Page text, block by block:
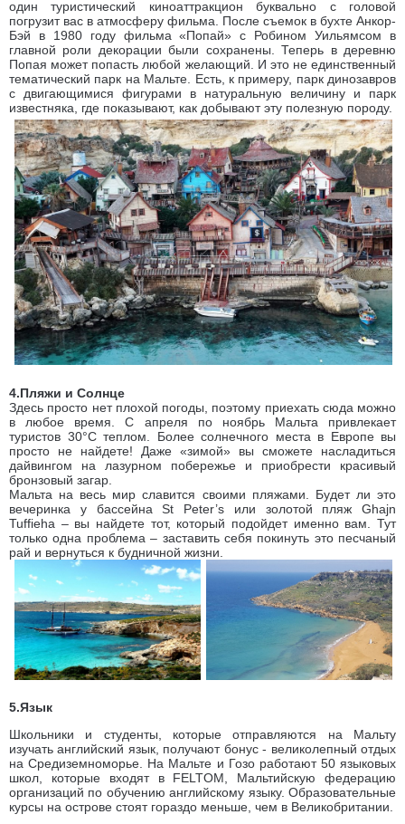
один туристический киноаттракцион буквально с головой
погрузит вас в атмосферу фильма. После съемок в бухте Анкор-
Бэй в 1980 году фильма «Попай» с Робином Уильямсом в
главной роли декорации были сохранены. Теперь в деревню
Пoпая может попасть любой желающий. И это не единственный
тематический парк на Мальте. Есть, к примеру, парк динозавров
с двигающимися фигурами в натуральную величину и парк
известняка, где показывают, как добывают эту полезную породу.
4.Пляжи и Солнце
Здесь просто нет плохой погоды, поэтому приехать сюда можно
в любое время. С апреля по ноябрь Мальта привлекает
туристов 30°C теплом. Более солнечного места в Европе вы
просто не найдете! Даже «зимой» вы сможете насладиться
дайвингом на лазурном побережье и приобрести красивый
бронзовый загар.
Мальта на весь мир славится своими пляжами. Будет ли это
вечеринка у бассейна St Peter’s или золотой пляж Ghajn
Tuffieha – вы найдете тот, который подойдет именно вам. Тут
только одна проблема – заставить себя покинуть это песчаный
рай и вернуться к будничной жизни.
5.Язык
Школьники и студенты, которые отправляются на Мальту
изучать английский язык, получают бонус - великолепный отдых
на Средиземноморье. На Мальте и Гозо работают 50 языковых
школ, которые входят в FELTOM, Мальтийскую федерацию
организаций по обучению английскому языку. Образовательные
курсы на острове стоят гораздо меньше, чем в Великобритании.